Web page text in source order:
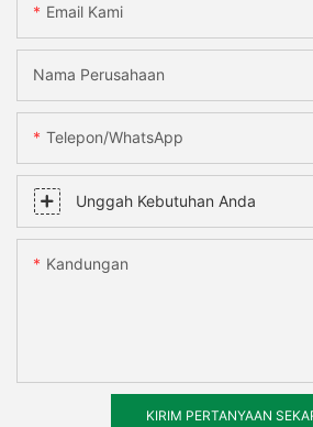
Email Kami
Nama Perusahaan
Telepon/WhatsApp
Unggah Kebutuhan Anda
Kandungan
KIRIM PERTANYAAN